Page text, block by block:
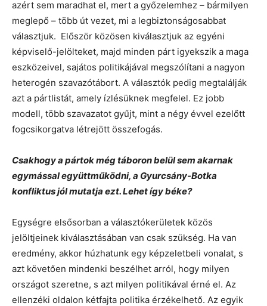
azért sem maradhat el, mert a győzelemhez – bármilyen
meglepő – több út vezet, mi a legbiztonságosabbat
választjuk. Először közösen kiválasztjuk az egyéni
képviselő-jelölteket, majd minden párt igyekszik a maga
eszközeivel, sajátos politikájával megszólítani a nagyon
heterogén szavazótábort. A választók pedig megtalálják
azt a pártlistát, amely ízlésüknek megfelel. Ez jobb
modell, több szavazatot gyűjt, mint a négy évvel ezelőtt
fogcsikorgatva létrejött összefogás.
Csakhogy a pártok még táboron belül sem akarnak
egymással együttműködni, a Gyurcsány-Botka
konfliktus jól mutatja ezt. Lehet így béke?
Egységre elsősorban a választókerületek közös
jelöltjeinek kiválasztásában van csak szükség. Ha van
eredmény, akkor húzhatunk egy képzeletbeli vonalat, s
azt követően mindenki beszélhet arról, hogy milyen
országot szeretne, s azt milyen politikával érné el. Az
ellenzéki oldalon kétfajta politika érzékelhető. Az egyik